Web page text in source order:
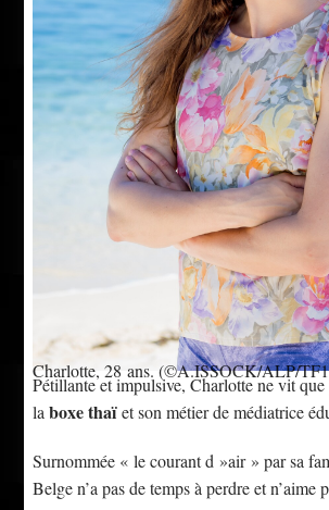
Charlotte, 28 ans.(©A.ISSOCK/ALP/
Pétillante et impulsive, Charlotte ne vit que
la boxe thaïet son métier de médiatrice
Surnommée « le courant d »air » par sa
Belge n’a pas de temps à perdre et n’aime